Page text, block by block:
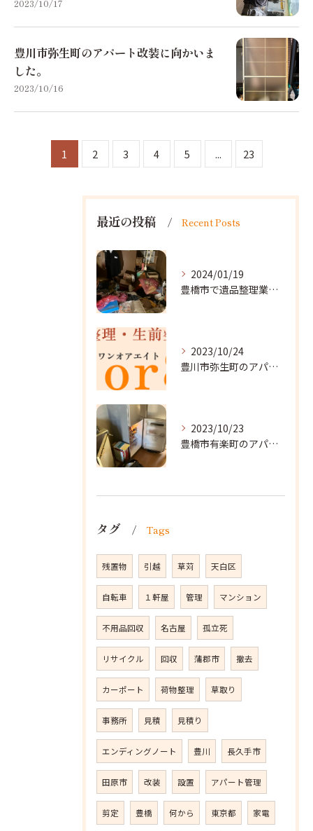
2023/10/17
豊川市弥生町のアパート改装に向かいま
した。
2023/10/16
1 2 3 4 5 ... 23
最近の投稿 Recent Posts
2024/01/19
豊橋市で遺品整理業者をお探しなら｜心を込めたサービスを
2023/10/24
豊川市弥生町のアパート改装に向かいました。
2023/10/23
豊橋市有楽町のアパートに遺品整理に向かいました。
タグ Tags
残置物 引越 草苅 天白区
自転車 １軒屋 管理 マンション
不用品回収 名古屋 孤立死
リサイクル 回収 蒲郡市 撤去
カーポート 荷物整理 草取り
事務所 見積 見積り
エンディングノート 豊川 長久手市
田原市 改装 設置 アパート管理
剪定 豊橋 何から 東京都 家電